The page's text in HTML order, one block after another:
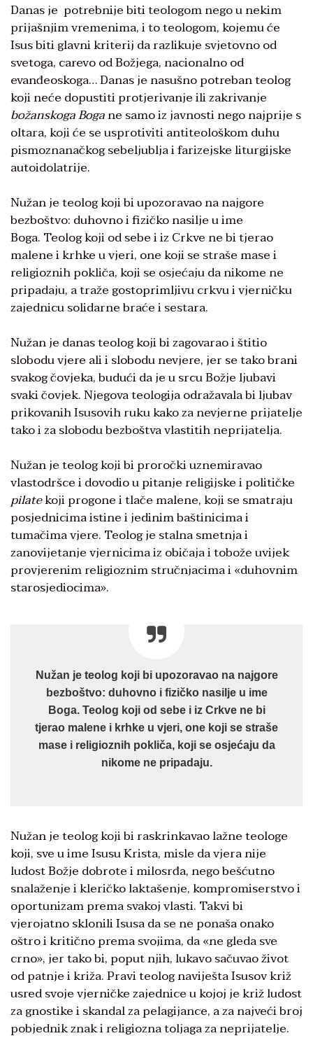
Danas je potrebnije biti teologom nego u nekim
prijašnjim vremenima, i to teologom, kojemu će
Isus biti glavni kriterij da razlikuje svjetovno od
svetoga, carevo od Božjega, nacionalno od
evanđeoskoga… Danas je nasušno potreban teolog
koji neće dopustiti protjerivanje ili zakrivanje
božanskoga Bogane samo iz javnosti nego najprije s
oltara, koji će se usprotiviti antiteološkom duhu
pismoznanačkog sebeljublja i farizejske liturgijske
autoidolatrije.
Nužan je teolog koji bi upozoravao na najgore
bezboštvo: duhovno i fizičko nasilje u ime
Boga. Teolog koji od sebe i iz Crkve ne bi tjerao
malene i krhke u vjeri, one koji se straše mase i
religioznih pokliča, koji se osjećaju da nikome ne
pripadaju, a traže gostoprimljivu crkvu i vjerničku
zajednicu solidarne braće i sestara.
Nužan je danas teolog koji bi zagovarao i štitio
slobodu vjere ali i slobodu nevjere, jer se tako brani
svakog čovjeka, budući da je u srcu Božje ljubavi
svaki čovjek. Njegova teologija odražavala bi ljubav
prikovanih Isusovih ruku kako za nevjerne prijatelje
tako i za slobodu bezboštva vlastitih neprijatelja.
Nužan je teolog koji bi proročki uznemiravao
vlastodršce i dovodio u pitanje religijske i političke
pilatekoji progone i tlače malene, koji se smatraju
posjednicima istine i jedinim baštinicima i
tumačima vjere. Teolog je stalna smetnja i
zanovijetanje vjernicima iz običaja i tobože uvijek
provjerenim religioznim stručnjacima i «duhovnim
starosjediocima».
Nužan je teolog koji bi upozoravao na najgore
bezboštvo: duhovno i fizičko nasilje u ime
Boga. Teolog koji od sebe i iz Crkve ne bi
tjerao malene i krhke u vjeri, one koji se straše
mase i religioznih pokliča, koji se osjećaju da
nikome ne pripadaju.
Nužan je teolog koji bi raskrinkavao lažne teologe
koji, sve u ime Isusu Krista, misle da vjera nije
ludost Božje dobrote i milosrđa, nego bešćutno
snalaženje i kleričko laktašenje, kompromiserstvo i
oportunizam prema svakoj vlasti. Takvi bi
vjerojatno sklonili Isusa da se ne ponaša onako
oštro i kritično prema svojima, da «ne gleda sve
crno», jer tako bi, poput njih, lukavo sačuvao život
od patnje i križa. Pravi teolog naviješta Isusov križ
usred svoje vjerničke zajednice u kojoj je križ ludost
za gnostike i skandal za pelagijance, a za najveći broj
pobjednik znak i religiozna toljaga za neprijatelje.